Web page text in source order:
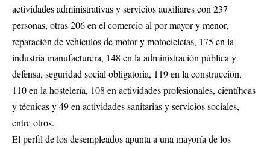
actividades administrativas y servicios auxiliares con 237
personas, otras 206 en el comercio al por mayor y menor,
reparación de vehículos de motor y motocicletas, 175 en la
industria manufacturera, 148 en la administración pública y
defensa, seguridad social obligatoria, 119 en la construcción,
110 en la hostelería, 108 en actividades profesionales, científicas
y técnicas y 49 en actividades sanitarias y servicios sociales,
entre otros.
El perfil de los desempleados apunta a una mayoría de los